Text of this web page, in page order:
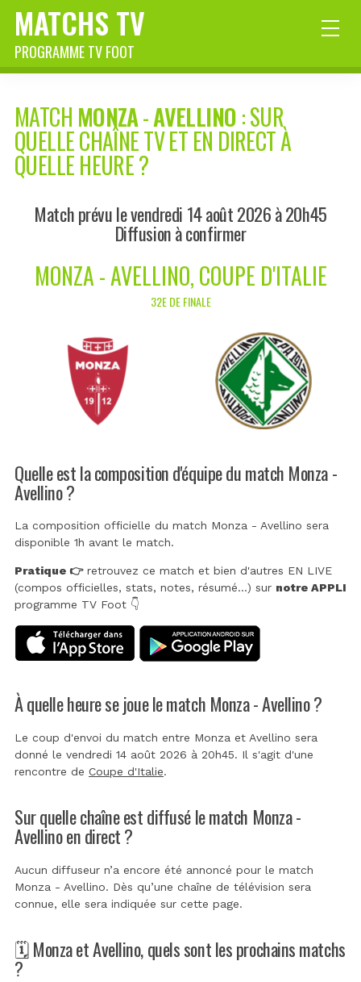
MATCHS TV
PROGRAMME TV FOOT
MATCH MONZA-AVELLINO: SUR
QUELLE CHAÎNE TV ET EN DIRECT À
QUELLE HEURE ?
Match prévu le vendredi 14 août 2026 à 20h45
Diffusion à confirmer
MONZA - AVELLINO, COUPE D'ITALIE
32E DE FINALE
Quelle est la composition d'équipe du match Monza -
Avellino ?
La composition officielle du match Monza - Avellino sera
disponible 1h avant le match.
Pratique 👉retrouvez ce match et bien d'autres EN LIVE
(compos officielles, stats, notes, résumé...) sur notre APPLI
programme TV Foot 👇
À quelle heure se joue le match Monza - Avellino ?
Le coup d'envoi du match entre Monza et Avellino sera
donné le vendredi 14 août 2026 à 20h45. Il s'agit d'une
rencontre de Coupe d'Italie.
Sur quelle chaîne est diffusé le match Monza -
Avellino en direct ?
Aucun diffuseur n’a encore été annoncé pour le match
Monza - Avellino. Dès qu’une chaîne de télévision sera
connue, elle sera indiquée sur cette page.
🗓️ Monza et Avellino, quels sont les prochains matchs
?